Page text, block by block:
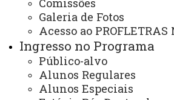
Comissões
Galeria de Fotos
Acesso ao
Ingresso no Programa
Público-alvo
Alunos Regulares
Alunos Especiais
Mestrado Profissional
Abertura de Inscrição
seleção de aluno